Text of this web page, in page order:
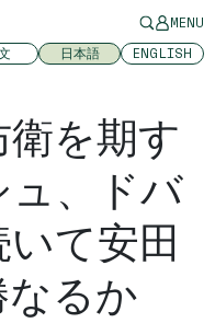
MENU
日本語 ENGLISH
を期す
、ドバ
て安田
るか